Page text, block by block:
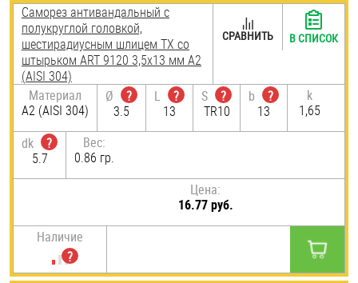
Саморез антивандальный с
полукруглой головкой,
шестирадиусным шлицем TX со
штырьком ART 9120 3,5х13 мм А2
(AISI 304)
Материал
А2 (AISI 304)
Ø
?
3.5
L
?
13
S
?
TR10
b
?
13
k
1,65
dk
?
5.7
Вес:
0.86 гр.
Цена:
16.77 руб.
Наличие
СРАВНИТЬ В СПИСОК